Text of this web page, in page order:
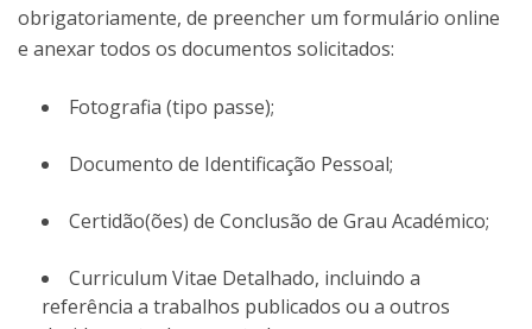
obrigatoriamente, de preencher um formulário online
e anexar todos os documentos solicitados:
Fotografia (tipo passe);
Documento de Identificação Pessoal;
Certidão(ões) de Conclusão de Grau Académico;
Curriculum Vitae Detalhado, incluindo a
referência a trabalhos publicados ou a outros